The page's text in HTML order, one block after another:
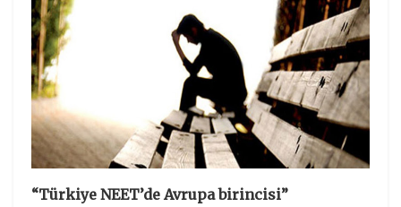
“Türkiye NEET’de Avrupa birincisi”